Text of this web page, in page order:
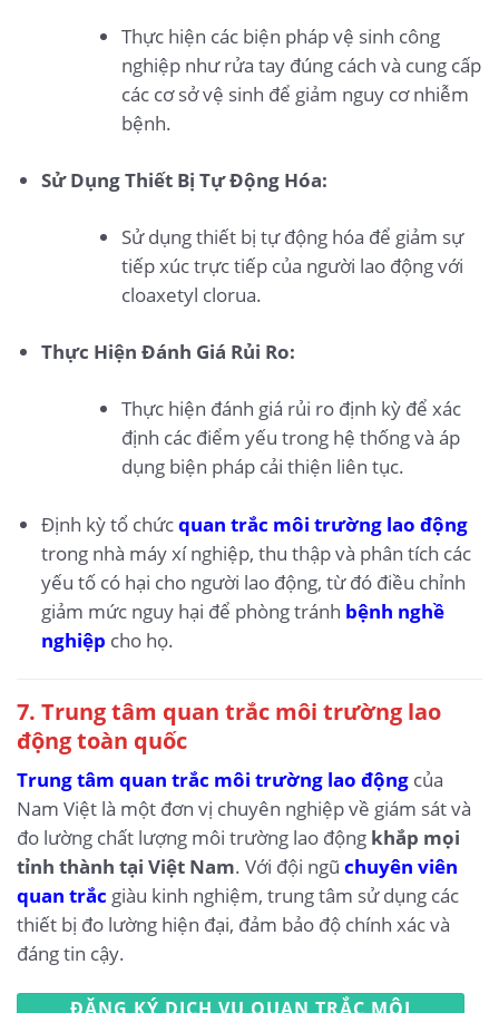
Thực hiện các biện pháp vệ sinh công
nghiệp như rửa tay đúng cách và cung cấp
các cơ sở vệ sinh để giảm nguy cơ nhiễm
bệnh.
Sử Dụng Thiết Bị Tự Động Hóa:
Sử dụng thiết bị tự động hóa để giảm sự
tiếp xúc trực tiếp của người lao động với
cloaxetyl clorua.
Thực Hiện Đánh Giá Rủi Ro:
Thực hiện đánh giá rủi ro định kỳ để xác
định các điểm yếu trong hệ thống và áp
dụng biện pháp cải thiện liên tục.
Định kỳ tổ chứcquan trắc môi trường lao động
trong nhà máy xí nghiệp, thu thập và phân tích các
yếu tố có hại cho người lao động, từ đó điều chỉnh
giảm mức nguy hại để phòng tránh bệnh nghề
nghiệp cho họ.
7. Trung tâm quan trắc môi trường lao
động toàn quốc
Trung tâm quan trắc môi trường lao động của
Nam Việt là một đơn vị chuyên nghiệp về giám sát và
đo lường chất lượng môi trường lao động khắp mọi
tỉnh thành tại Việt Nam. Với đội ngũ chuyên viên
quan trắc giàu kinh nghiệm, trung tâm sử dụng các
thiết bị đo lường hiện đại, đảm bảo độ chính xác và
đáng tin cậy.